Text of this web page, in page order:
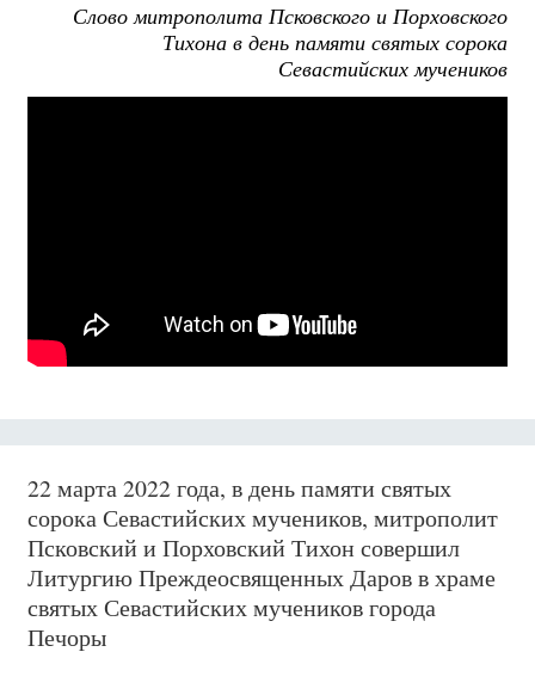
Слово митрополита Псковского и Порховского
Тихона в день памяти святых сорока
Севастийских мучеников
22 марта 2022 года, в день памяти святых
сорока Севастийских мучеников, митрополит
Псковский и Порховский Тихон совершил
Литургию Преждеосвященных Даров в храме
святых Севастийских мучеников города
Печоры